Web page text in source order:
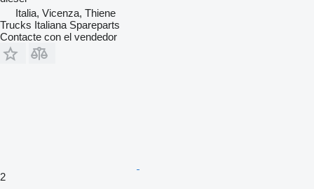
Italia, Vicenza, Thiene
Trucks Italiana Spareparts
Contacte con el vendedor
2